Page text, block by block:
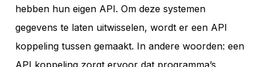
hebben hun eigen API. Om deze systemen
gegevens te laten uitwisselen, wordt er een API
koppeling tussen gemaakt. In andere woorden: een